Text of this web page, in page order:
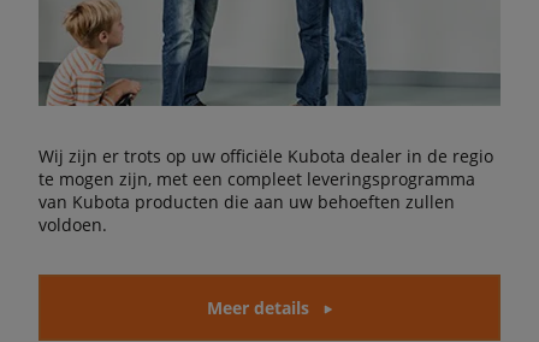
Wij zijn er trots op uw officiële Kubota dealer in de regio
te mogen zijn, met een compleet leveringsprogramma
van Kubota producten die aan uw behoeften zullen
voldoen.
Meer details